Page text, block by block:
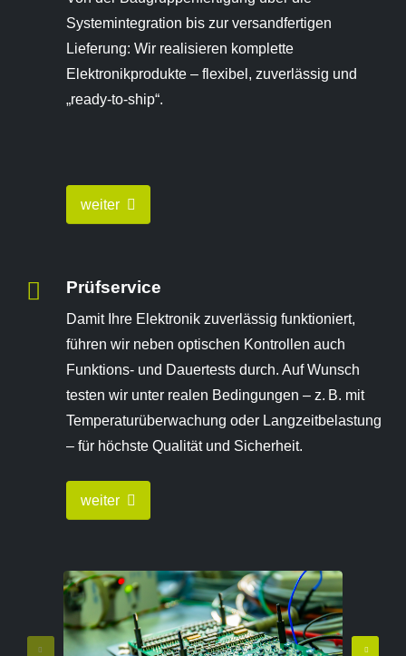
Systemintegration bis zur versandfertigen
Lieferung: Wir realisieren komplette
Elektronikprodukte – flexibel, zuverlässig und
„ready-to-ship“.
weiter
Prüfservice
Damit Ihre Elektronik zuverlässig funktioniert,
führen wir neben optischen Kontrollen auch
Funktions- und Dauertests durch. Auf Wunsch
testen wir unter realen Bedingungen – z. B. mit
Temperaturüberwachung oder Langzeitbelastung
– für höchste Qualität und Sicherheit.
weiter